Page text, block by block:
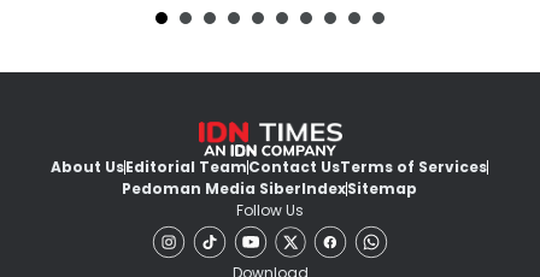
About UsEditorial TeamContact UsTerms of Services
Pedoman Media SiberIndexSitemap
Follow Us
Download